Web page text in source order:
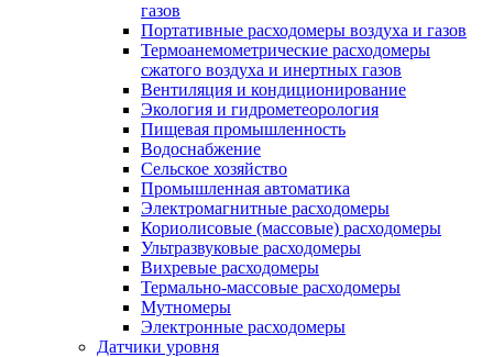
газов
Портативные расходомеры воздуха и газов
Термоанемометрические расходомеры
сжатого воздуха и инертных газов
Вентиляция и кондиционирование
Экология и гидрометеорология
Пищевая промышленность
Водоснабжение
Сельское хозяйство
Промышленная автоматика
Электромагнитные расходомеры
Кориолисовые (массовые) расходомеры
Ультразвуковые расходомеры
Вихревые расходомеры
Термально-массовые расходомеры
Мутномеры
Электронные расходомеры
Датчики уровня